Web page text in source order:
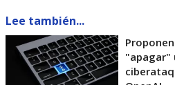
Lee también...
"apagar"